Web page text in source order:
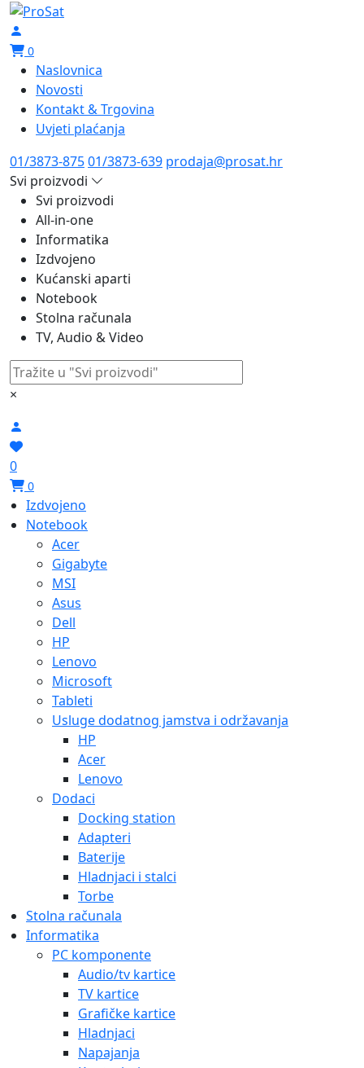
0
Naslovnica
Novosti
Kontakt & Trgovina
Uvjeti plaćanja
01/3873-87501/3873-639 prodaja@prosat.hr
Svi proizvodi
Svi proizvodi
All-in-one
Informatika
Izdvojeno
Kućanski aparti
Notebook
Stolna računala
TV, Audio & Video
×
0
0
Izdvojeno
Notebook
Acer
Gigabyte
MSI
Asus
Dell
HP
Lenovo
Microsoft
Tableti
Usluge dodatnog jamstva i održavanja
HP
Acer
Lenovo
Dodaci
Docking station
Adapteri
Baterije
Hladnjaci i stalci
Torbe
Stolna računala
Informatika
PC komponente
Audio/tv kartice
TV kartice
Grafičke kartice
Hladnjaci
Napajanja